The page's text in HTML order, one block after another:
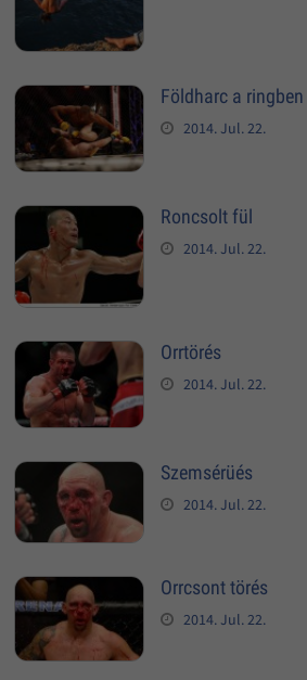
Földharc a ringben
2014. Jul. 22.
Roncsolt fül
2014. Jul. 22.
Orrtörés
2014. Jul. 22.
Szemsérüés
2014. Jul. 22.
Orrcsont törés
2014. Jul. 22.